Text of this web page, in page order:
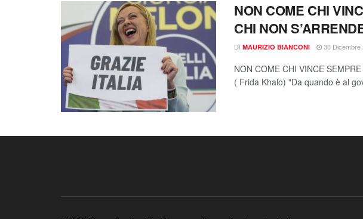
NON COME CHI
CHI NON
DI MAURIZIO BIANCONI 30 Dicembre
NON COME CHI VINCE
( Frida Khalo) "Da quando è al